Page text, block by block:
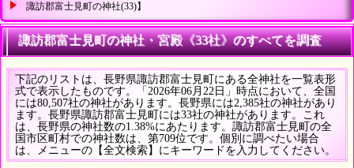
諏訪郡富士見町の神社(33)】
諏訪郡富士見町の神社・宮殿《33社》のすべてを調査
下記のリストは、長野県諏訪郡富士見町にある全神社を一覧表形
式で表示したものです。「2026年06月22日」時点において、全国
には80,507社の神社があります。長野県には2,385社の神社があり
ます。長野県諏訪郡富士見町には33社の神社があります。これ
は、長野県の神社数の1.38%にあたります。諏訪郡富士見町の全
国市区町村での神社数は、第709位です。個別に調べたい場合
は、メニューの【全文検索】にキーワードを入力してください。